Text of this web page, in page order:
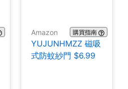
Amazon 購買指南
YUJUNHMZZ 磁吸
式防蚊紗門 $6.99